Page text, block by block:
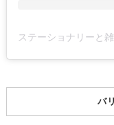
バ